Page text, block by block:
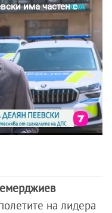
на лидера